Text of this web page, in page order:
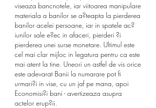
viseaza bancnotele, iar viitoarea manipulare
materiala a banilor se a?teapta la pierderea
banilor acelei persoane, iar in spatele ac?
iunilor sale e?ec in afaceri, pierderi ?i
pierderea unei surse monetare. Ultimul este
cel mai clar mijloc in legatura pentru ca este
mai atent la tine. Uneori un astfel de vis orice
este adevarat Banii la numarare pot fi
urmari?i in vise, cu un jaf pe mana, apoi
Economisi?i bani - avertizeaza asupra
actelor erup?ii.